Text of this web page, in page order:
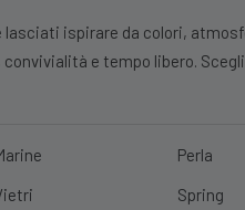
lasciati ispirare da colori,
e tempo libero.
Perla
Spring